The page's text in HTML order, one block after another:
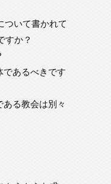
ついて書かれて
すか？
あるべきです
る教会は別々